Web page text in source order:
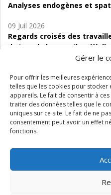
Gérer le
Pour offrir les meilleures
telles que les cookies pour
appareils. Le fait de consentir à
traiter des données telles que le
uniques sur ce site. Le fait de ne
consentement peut avoir un effet
fonctions.
Analyses endogènes et
09 Juil 2026
Regards croisés des
de jour de bas seuil en
06 Juil 2026
Étude d’évaluabilité des
d’accompagnement à
01 Juil 2026
Pénurie du personnel
Wallonie ?